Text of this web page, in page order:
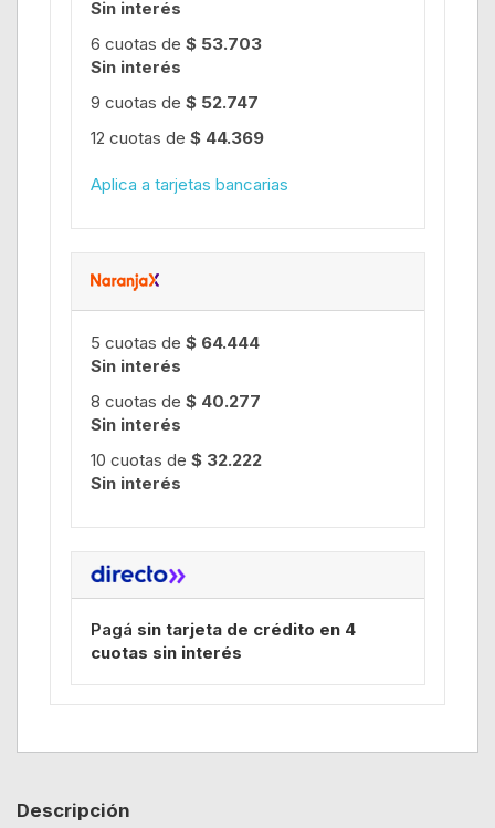
Sin interés
6 cuotas de $ 53.703
Sin interés
9 cuotas de $ 52.747
12 cuotas de $ 44.369
Aplica a tarjetas bancarias
5 cuotas de $ 64.444
Sin interés
8 cuotas de $ 40.277
Sin interés
10 cuotas de $ 32.222
Sin interés
Pagá sin tarjeta de crédito en 4
cuotas sin interés
Descripción